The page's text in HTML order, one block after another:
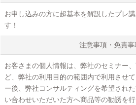
お申し込みの方に超基本を解説したプレ
す！
注意事項・免責事
お客さまの個人情報は、弊社のセミナー
ど、弊社の利用目的の範囲内で利用させ
ー後、弊社コンサルティングを希望され
い合わせいただいた方へ商品等の勧誘を行